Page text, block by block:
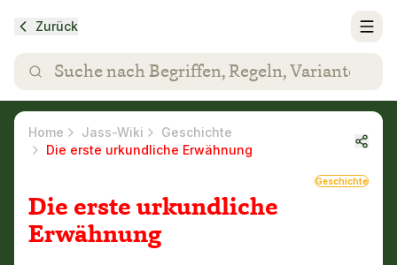
Zurück
Home Jass-Wiki
Geschichte
Die erste urkundliche Erwähnung
Geschichte
Die erste urkundliche
Erwähnung